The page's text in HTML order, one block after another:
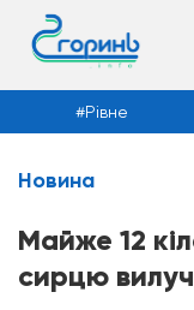
Новини
Рівне
Новина
Майже 12
сирцю